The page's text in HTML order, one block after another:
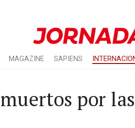
MAGAZINE SAPIENS
por